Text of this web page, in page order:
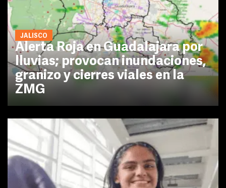
JALISCO
Alerta Roja en Guadalajara por
lluvias; provocan inundaciones,
granizo y cierres viales en la
ZMG